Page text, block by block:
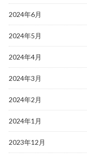
2024年6月
2024年5月
2024年4月
2024年3月
2024年2月
2024年1月
2023年12月